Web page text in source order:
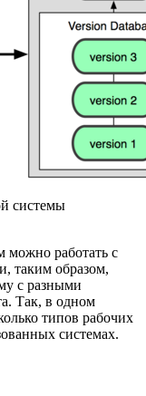
системы
можно работать с
таким образом,
с разными
Так, в одном
типов рабочих
системах.